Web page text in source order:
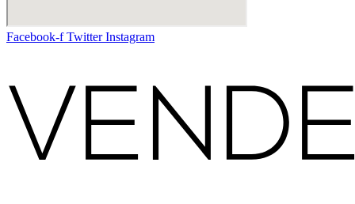
Facebook-f Twitter Instagram